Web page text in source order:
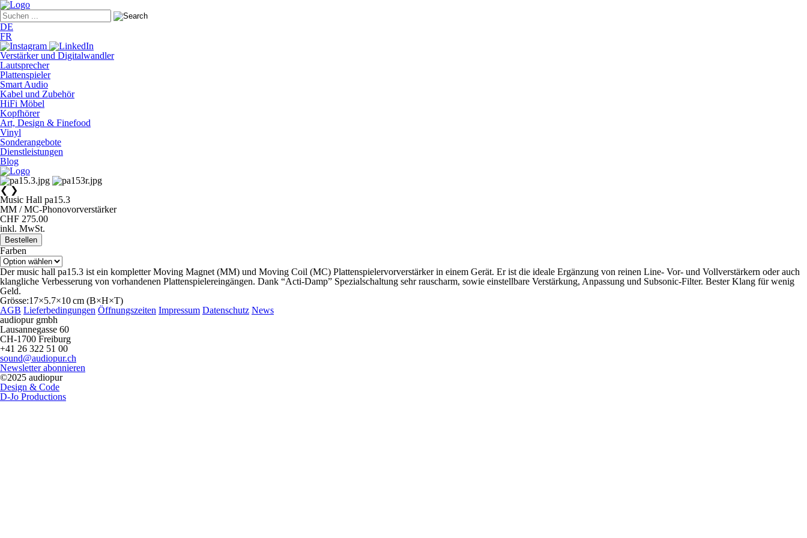
DE
FR
Verstärker und Digitalwandler
Lautsprecher
Plattenspieler
Smart Audio
Kabel und Zubehör
HiFi Möbel
Kopfhörer
Art, Design & Finefood
Vinyl
Sonderangebote
Dienstleistungen
Blog
❮ ❯
Music Hall pa15.3
MM / MC-Phonovorverstärker
CHF 275.00
inkl. MwSt.
Bestellen
Farben
Der music hall pa15.3 ist ein kompletter Moving Magnet (MM) und Moving Coil (MC) Plattenspieler­vorverstärker in einem Gerät. Er ist die ideale Ergänzung von reinen Line- Vor- und Vollverstärkern oder auch
klang­liche Verbesserung von vorhandenen Plattenspielereingängen. Dank “Acti-Damp” Spezialschaltung sehr rauscharm, sowie einstellbare Verstärkung, Anpassung und Subsonic-Filter. Bester Klang für wenig
Geld.
Grösse:17×5.7×10 cm (B×H×T)
AGB Lieferbedingungen Öffnungszeiten Impressum Datenschutz News
audiopur gmbh
Lausannegasse 60
CH-1700 Freiburg
+41 26 322 51 00
sound@audiopur.ch
Newsletter abonnieren
©2025 audiopur
Design & Code
D-Jo Productions